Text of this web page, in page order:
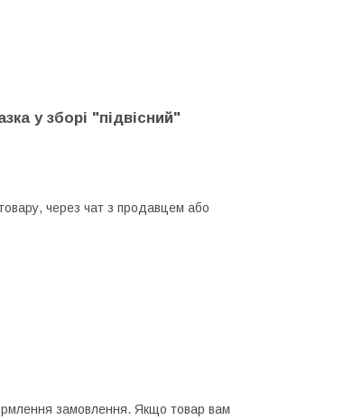
у зборі "підвісний"
через чат з продавцем або
замовлення. Якщо товар вам